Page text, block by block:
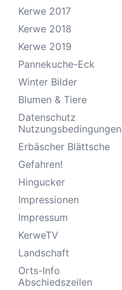
Kerwe 2017
Kerwe 2018
Kerwe 2019
Pannekuche-Eck
Winter Bilder
Blumen & Tiere
Datenschutz
Nutzungsbedingungen
Erbäscher Blättsche
Gefahren!
Hingucker
Impressionen
Impressum
KerweTV
Landschaft
Orts-Info
Abschiedszeilen